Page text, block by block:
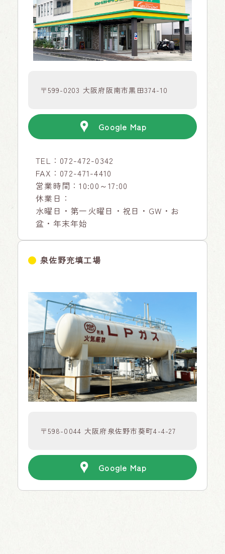
〒599-0203 大阪府阪南市黒田374-10
Google Map
TEL： 072-472-0342
FAX：072-471-4410
営業時間：10:00～17:00
休業日：
水曜日・第一火曜日・祝日・GW・お
盆・年末年始
泉佐野充填工場
〒598-0044 大阪府泉佐野市葵町4-4-27
Google Map